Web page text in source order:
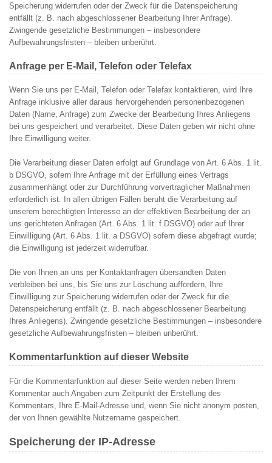
Speicherung widerrufen oder der Zweck für die Datenspeicherung
entfällt (z. B. nach abgeschlossener Bearbeitung Ihrer Anfrage).
Zwingende gesetzliche Bestimmungen – insbesondere
Aufbewahrungsfristen – bleiben unberührt.
Anfrage per E-Mail, Telefon oder Telefax
Wenn Sie uns per E-Mail, Telefon oder Telefax kontaktieren, wird Ihre
Anfrage inklusive aller daraus hervorgehenden personenbezogenen
Daten (Name, Anfrage) zum Zwecke der Bearbeitung Ihres Anliegens
bei uns gespeichert und verarbeitet. Diese Daten geben wir nicht ohne
Ihre Einwilligung weiter.
Die Verarbeitung dieser Daten erfolgt auf Grundlage von Art. 6 Abs. 1 lit.
b DSGVO, sofern Ihre Anfrage mit der Erfüllung eines Vertrags
zusammenhängt oder zur Durchführung vorvertraglicher Maßnahmen
erforderlich ist. In allen übrigen Fällen beruht die Verarbeitung auf
unserem berechtigten Interesse an der effektiven Bearbeitung der an
uns gerichteten Anfragen (Art. 6 Abs. 1 lit. f DSGVO) oder auf Ihrer
Einwilligung (Art. 6 Abs. 1 lit. a DSGVO) sofern diese abgefragt wurde;
die Einwilligung ist jederzeit widerrufbar.
Die von Ihnen an uns per Kontaktanfragen übersandten Daten
verbleiben bei uns, bis Sie uns zur Löschung auffordern, Ihre
Einwilligung zur Speicherung widerrufen oder der Zweck für die
Datenspeicherung entfällt (z. B. nach abgeschlossener Bearbeitung
Ihres Anliegens). Zwingende gesetzliche Bestimmungen – insbesondere
gesetzliche Aufbewahrungsfristen – bleiben unberührt.
Kommentar­funktion auf dieser Website
Für die Kommentarfunktion auf dieser Seite werden neben Ihrem
Kommentar auch Angaben zum Zeitpunkt der Erstellung des
Kommentars, Ihre E-Mail-Adresse und, wenn Sie nicht anonym posten,
der von Ihnen gewählte Nutzername gespeichert.
Speicherung der IP-Adresse